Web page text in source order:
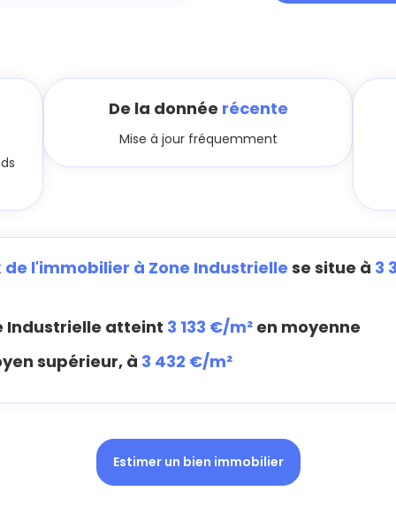
De la donnée récente
Mise à jour fréquemment
de l'immobilier à Zone Industrielle se situe à 3
Industrielle atteint 3 133 €/m² en moyenne
supérieur, à 3 432 €/m²
Estimer un bien immobilier